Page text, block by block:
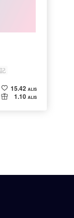
15.42 ALIS
1.10 ALIS